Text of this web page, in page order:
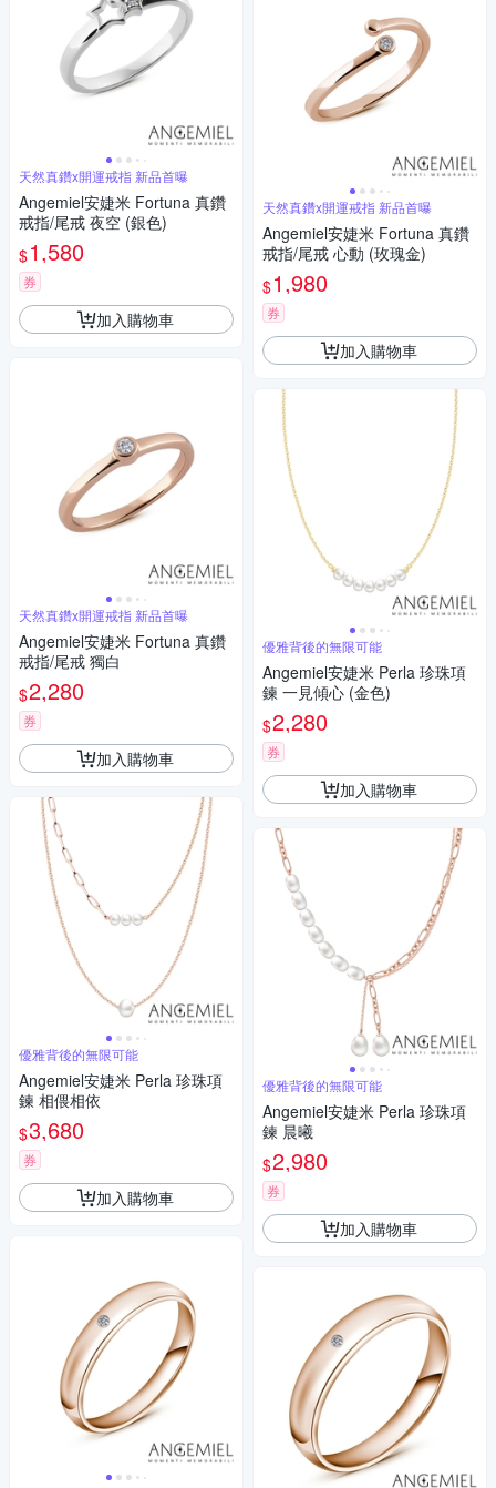
天然真鑽x開運戒指 新品首曝
Angemiel安婕米 Fortuna 真鑽
戒指/尾戒 夜空 (銀色)
$1,580
券
加入購物車
天然真鑽x開運戒指 新品首曝
Angemiel安婕米 Fortuna 真鑽
戒指/尾戒 獨白
$2,280
券
加入購物車
優雅背後的無限可能
Angemiel安婕米 Perla 珍珠項
鍊 相偎相依
$3,680
券
加入購物車
天然真鑽x開運戒指 新品首曝
Angemiel安婕米 Fortuna 真鑽
戒指/尾戒 心動 (玫瑰金)
$1,980
券
加入購物車
優雅背後的無限可能
Angemiel安婕米 Perla 珍珠項
鍊 一見傾心 (金色)
$2,280
券
加入購物車
優雅背後的無限可能
Angemiel安婕米 Perla 珍珠項
鍊 晨曦
$2,980
券
加入購物車